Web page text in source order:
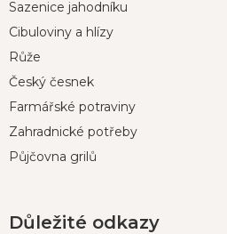
l
aSazenice jahodníku
Cibuloviny a hlízy
Růže
Český česnek
Farmářské potraviny
Zahradnické potřeby
Půjčovna grilů
Důležité odkazy